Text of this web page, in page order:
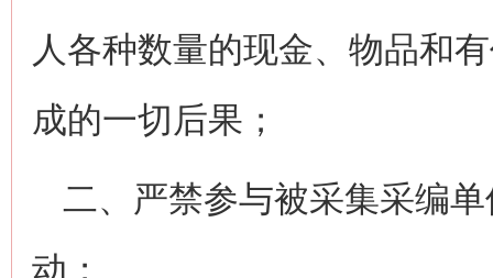
人各种数量的现金、物品和
成的一切后果；
二、严禁参与被采集采编
动；